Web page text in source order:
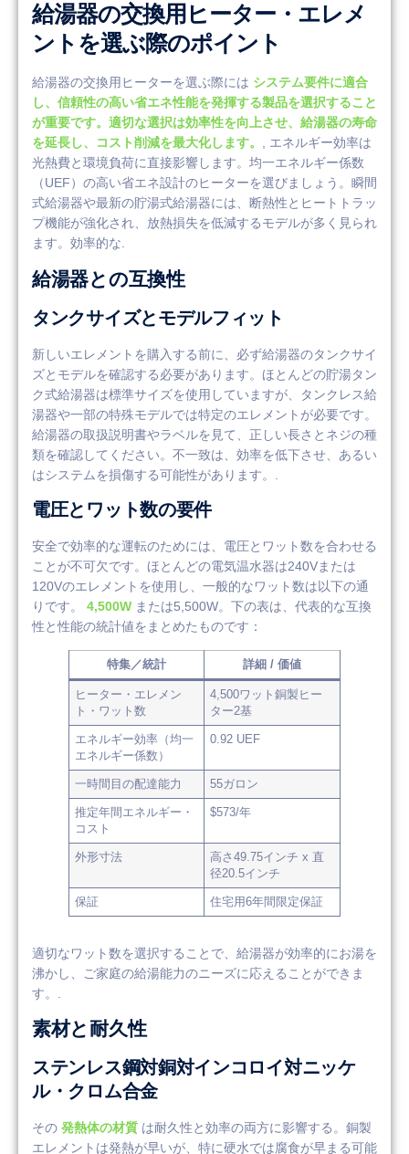
給湯器の交換用ヒーター・エレメ
ントを選ぶ際のポイント
給湯器の交換用ヒーターを選ぶ際には システム要件に適合
し、信頼性の高い省エネ性能を発揮する製品を選択すること
が重要です。適切な選択は効率性を向上させ、給湯器の寿命
を延長し、コスト削減を最大化します。 , エネルギー効率は
光熱費と環境負荷に直接影響します。均一エネルギー係数
（UEF）の高い省エネ設計のヒーターを選びましょう。瞬間
式給湯器や最新の貯湯式給湯器には、断熱性とヒートトラッ
プ機能が強化され、放熱損失を低減するモデルが多く見られ
ます。効率的な.
給湯器との互換性
タンクサイズとモデルフィット
新しいエレメントを購入する前に、必ず給湯器のタンクサイ
ズとモデルを確認する必要があります。ほとんどの貯湯タン
ク式給湯器は標準サイズを使用していますが、タンクレス給
湯器や一部の特殊モデルでは特定のエレメントが必要です。
給湯器の取扱説明書やラベルを見て、正しい長さとネジの種
類を確認してください。不一致は、効率を低下させ、あるい
はシステムを損傷する可能性があります。.
電圧とワット数の要件
安全で効率的な運転のためには、電圧とワット数を合わせる
ことが不可欠です。ほとんどの電気温水器は240Vまたは
120Vのエレメントを使用し、一般的なワット数は以下の通
りです。 4,500W または5,500W。下の表は、代表的な互換
性と性能の統計値をまとめたものです：
特集／統計 詳細 / 価値
ヒーター・エレメン
ト・ワット数
4,500ワット銅製ヒー
ター2基
エネルギー効率（均一
エネルギー係数）
0.92 UEF
一時間目の配達能力 55ガロン
推定年間エネルギー・
コスト
$573/年
外形寸法
高さ49.75インチ x 直
径20.5インチ
保証 住宅用6年間限定保証
適切なワット数を選択することで、給湯器が効率的にお湯を
沸かし、ご家庭の給湯能力のニーズに応えることができま
す。.
素材と耐久性
ステンレス鋼対銅対インコロイ対ニッケ
ル・クロム合金
その 発熱体の材質 は耐久性と効率の両方に影響する。銅製
エレメントは発熱が早いが、特に硬水では腐食が早まる可能